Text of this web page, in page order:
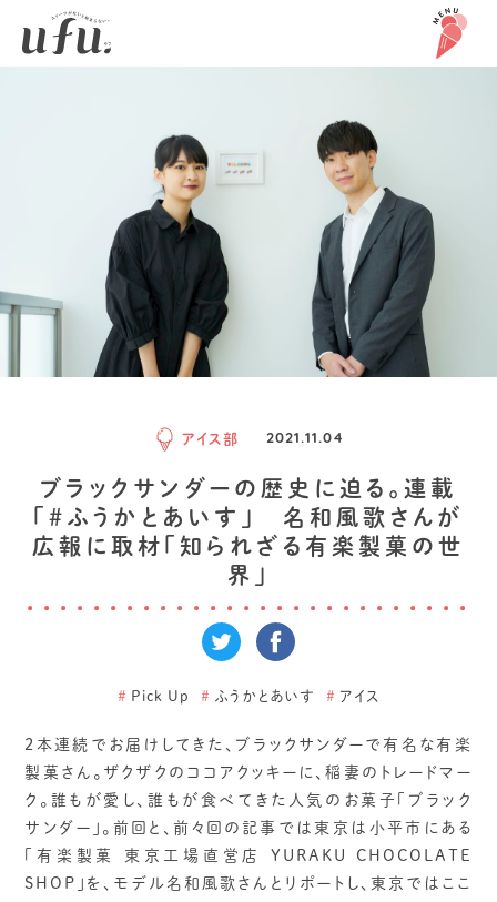
アイス部 2021.11.04
ブラックサンダーの歴史に迫る。連載
「＃ふうかとあいす」 名和風歌さんが
広報に取材「知られざる有楽製菓の世
界」
# Pick Up # ふうかとあいす # アイス
2本連続でお届けしてきた、ブラックサンダーで有名な有楽
製菓さん。ザクザクのココアクッキーに、稲妻のトレードマー
ク。誰もが愛し、誰もが食べてきた人気のお菓子「ブラック
サンダー」。前回と、前々回の記事では東京は小平市にある
「有楽製菓 東京工場直営店 YURAKU CHOCOLATE
SHOP」を、モデル名和風歌さんとリポートし、東京ではここ